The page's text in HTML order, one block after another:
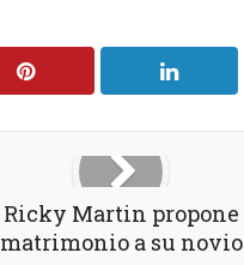
Ricky Martin propone
matrimonio a su novio